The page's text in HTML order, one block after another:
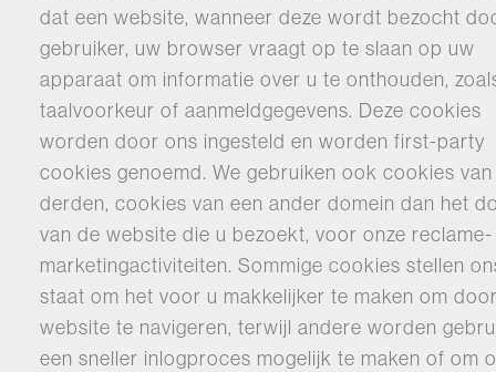
dat een website, wanneer deze wordt bezocht
gebruiker, uw browser vraagt op te slaan op uw
apparaat om informatie over u te onthouden,
taalvoorkeur of aanmeldgegevens. Deze cookies
worden door ons ingesteld en worden first-party
cookies genoemd. We gebruiken ook cookies van
derden, cookies van een ander domein dan het
van de website die u bezoekt, voor onze
marketingactiviteiten. Sommige cookies stellen
staat om het voor u makkelijker te maken om
website te navigeren, terwijl andere worden
een sneller inlogproces mogelijk te maken of om